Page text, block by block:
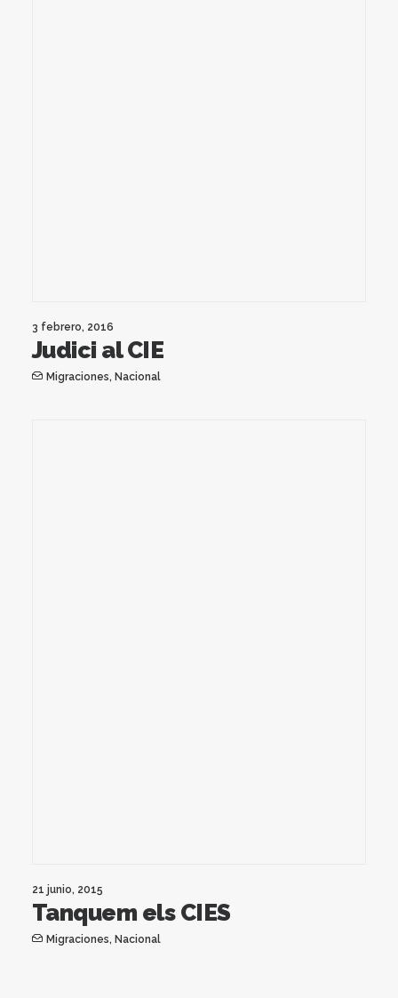
3 febrero, 2016
Judici al CIE
Migraciones, Nacional
21 junio, 2015
Tanquem els CIES
Migraciones, Nacional